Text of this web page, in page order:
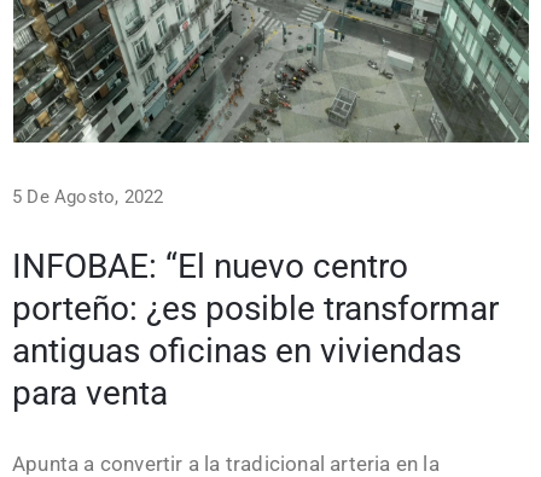
5 De Agosto, 2022
INFOBAE: “El nuevo centro
porteño: ¿es posible transformar
antiguas oficinas en viviendas
para venta
Apunta a convertir a la tradicional arteria en la